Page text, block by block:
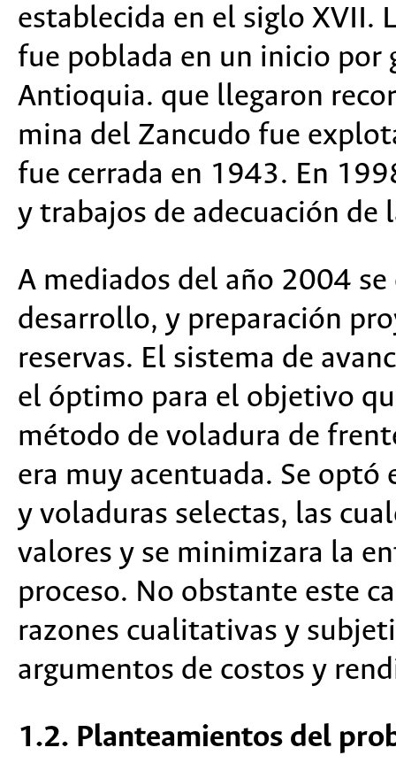
establecida en el siglo XVII.
fue poblada en un inicio por
Antioquia. que llegaron
mina del Zancudo fue
fue cerrada en 1943. En
y trabajos de adecuación de
A mediados del año 2004
desarrollo, y preparación
reservas. El sistema de
el óptimo para el objetivo
método de voladura de
era muy acentuada. Se
y voladuras selectas, las
valores y se minimizara la
proceso. No obstante este
razones cualitativas y
argumentos de costos y
1.2. Planteamientos del